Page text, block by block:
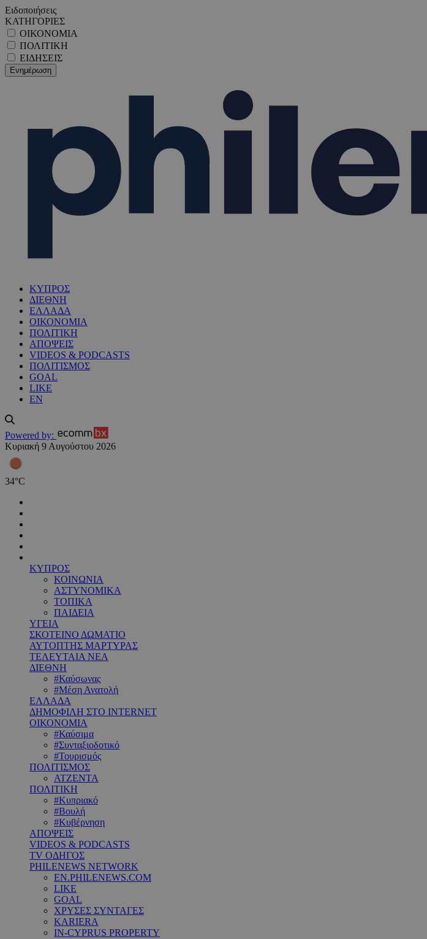
Ειδοποιήσεις
ΚΑΤΗΓΟΡΙΕΣ
ΟΙΚΟΝΟΜΙΑ
ΠΟΛΙΤΙΚΗ
ΕΙΔΗΣΕΙΣ
ΚΥΠΡΟΣ
ΔΙΕΘΝΗ
ΕΛΛΑΔΑ
ΟΙΚΟΝΟΜΙΑ
ΠΟΛΙΤΙΚΗ
ΑΠΟΨΕΙΣ
VIDEOS & PODCASTS
ΠΟΛΙΤΙΣΜΟΣ
GOAL
LIKE
EN
Powered by:
Κυριακή 9 Αυγούστου 2026
34°C
ΚΥΠΡΟΣ
ΚΟΙΝΩΝΙΑ
ΑΣΤΥΝΟΜΙΚΑ
ΤΟΠΙΚΑ
ΠΑΙΔΕΙΑ
ΥΓΕΙΑ
ΣΚΟΤΕΙΝΟ ΔΩΜΑΤΙΟ
ΑΥΤΟΠΤΗΣ ΜΑΡΤΥΡΑΣ
ΤΕΛΕΥΤΑΙΑ ΝΕΑ
ΔΙΕΘΝΗ
#Καύσωνας
#Μέση Ανατολή
ΕΛΛΑΔΑ
ΔΗΜΟΦΙΛΗ ΣΤΟ INTERNET
ΟΙΚΟΝΟΜΙΑ
#Καύσιμα
#Συνταξιοδοτικό
#Τουρισμός
ΠΟΛΙΤΙΣΜΟΣ
ΑΤΖΕΝΤΑ
ΠΟΛΙΤΙΚΗ
#Κυπριακό
#Βουλή
#Κυβέρνηση
ΑΠΟΨΕΙΣ
VIDEOS & PODCASTS
TV ΟΔΗΓΟΣ
PHILENEWS NETWORK
EN.PHILENEWS.COM
LIKE
GOAL
ΧΡΥΣΕΣ ΣΥΝΤΑΓΕΣ
KARIERA
IN-CYPRUS PROPERTY